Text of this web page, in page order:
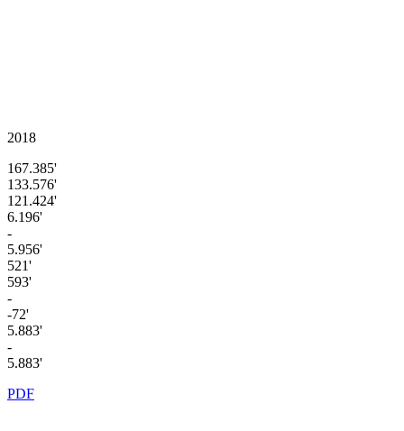
2018
167.385'
133.576'
121.424'
6.196'
-
5.956'
521'
593'
-
-72'
5.883'
-
5.883'
PDF